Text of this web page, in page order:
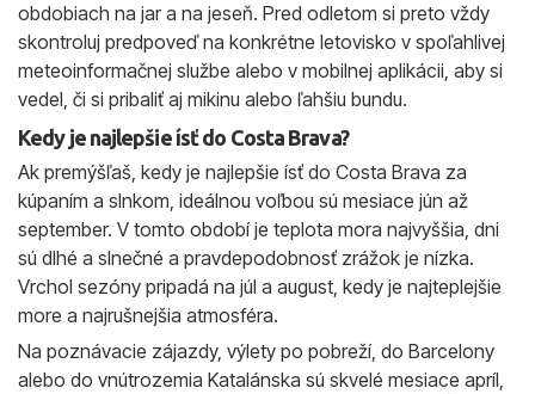
obdobiach na jar a na jeseň. Pred odletom si preto vždy
skontroluj predpoveď na konkrétne letovisko v spoľahlivej
meteoinformačnej službe alebo v mobilnej aplikácii, aby si
vedel, či si pribaliť aj mikinu alebo ľahšiu bundu.
Kedy je najlepšie ísť do Costa Brava?
Ak premýšľaš, kedy je najlepšie ísť do Costa Brava za
kúpaním a slnkom, ideálnou voľbou sú mesiace jún až
september. V tomto období je teplota mora najvyššia, dni
sú dlhé a slnečné a pravdepodobnosť zrážok je nízka.
Vrchol sezóny pripadá na júl a august, kedy je najteplejšie
more a najrušnejšia atmosféra.
Na poznávacie zájazdy, výlety po pobreží, do Barcelony
alebo do vnútrozemia Katalánska sú skvelé mesiace apríl,